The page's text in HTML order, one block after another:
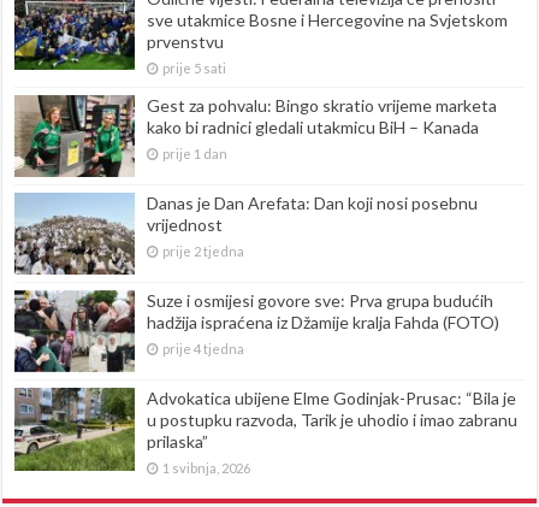
sve utakmice Bosne i Hercegovine na Svjetskom
prvenstvu
prije 5 sati
Gest za pohvalu: Bingo skratio vrijeme marketa
kako bi radnici gledali utakmicu BiH – Kanada
prije 1 dan
Danas je Dan Arefata: Dan koji nosi posebnu
vrijednost
prije 2 tjedna
Suze i osmijesi govore sve: Prva grupa budućih
hadžija ispraćena iz Džamije kralja Fahda (FOTO)
prije 4 tjedna
Advokatica ubijene Elme Godinjak-Prusac: “Bila je
u postupku razvoda, Tarik je uhodio i imao zabranu
prilaska”
1 svibnja, 2026